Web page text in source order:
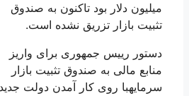
میلیون دلار بود تاکنون به صندوق
تثبیت بازار تزریق نشده است.
دستور رییس جمهوری برای واریز
منابع مالی به صندوق تثبیت بازار
سرمایهبا روی کار آمدن دولت جدید،